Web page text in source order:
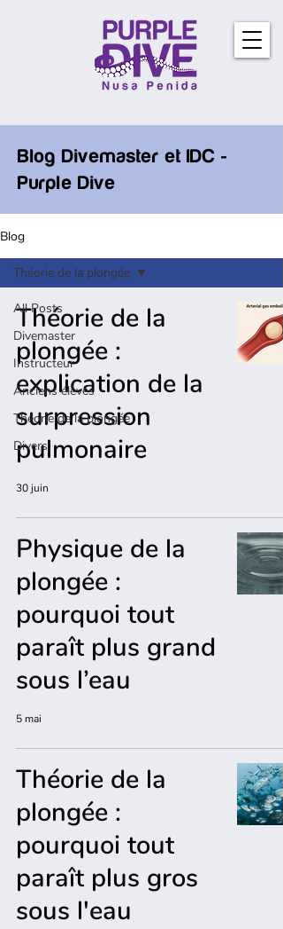
Blog Divemaster et IDC -
Purple Dive
Blog
All Posts
Divemaster
Instructeur
Anciens élèves
Théorie de la plongée
Divers
Théorie de la plongée
Théorie de la
plongée :
explication de la
surpression
pulmonaire
30 juin
Physique de la
plongée :
pourquoi tout
paraît plus grand
sous l’eau
5 mai
Théorie de la
plongée :
pourquoi tout
paraît plus gros
sous l'eau